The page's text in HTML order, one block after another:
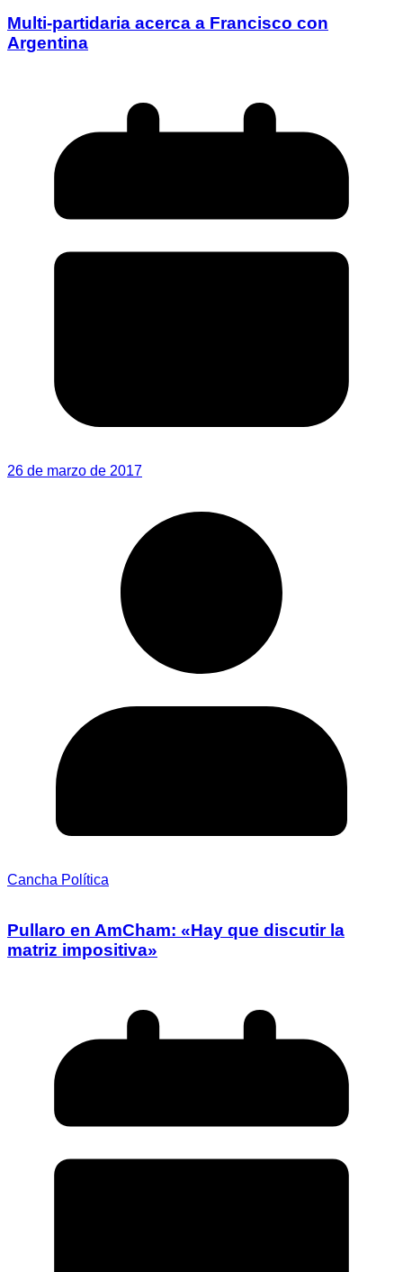
Multi-partidaria acerca a Francisco con
Argentina
26 de marzo de 2017
Cancha Política
Pullaro en AmCham: «Hay que discutir la
matriz impositiva»